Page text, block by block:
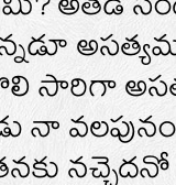
సారిగా
నా